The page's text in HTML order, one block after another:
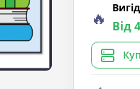
🔥 Від